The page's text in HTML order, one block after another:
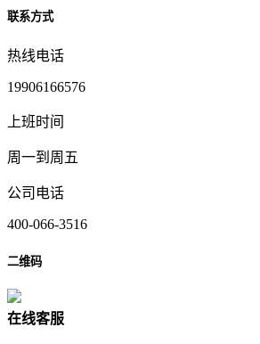
联系方式
热线电话
19906166576
上班时间
周一到周五
公司电话
400-066-3516
二维码
在线客服